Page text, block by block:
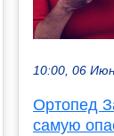
10:00, 06
Ортопед
самую